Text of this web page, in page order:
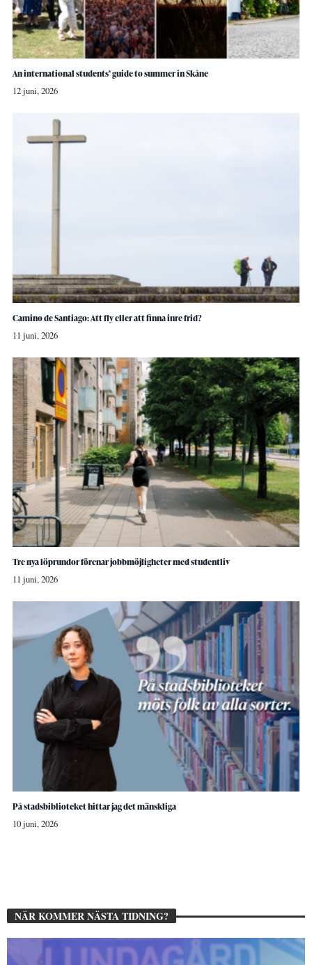
An international students’ guide to summer in Skåne
12 juni, 2026
Camino de Santiago: Att fly eller att finna inre frid?
11 juni, 2026
Tre nya löprundor förenar jobbmöjligheter med studentliv
11 juni, 2026
På stadsbiblioteket hittar jag det mänskliga
10 juni, 2026
NÄR KOMMER NÄSTA TIDNING?